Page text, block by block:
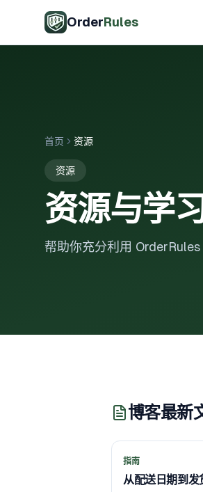
OrderRules
首页 资源
资源
资源与学
帮助你充分利用 OrderRules
博客最新
指南
从配送日期到